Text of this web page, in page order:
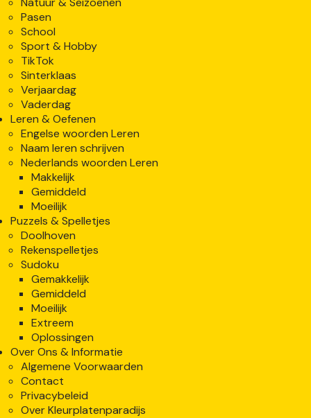
Pasen
School
Sport & Hobby
TikTok
Sinterklaas
Verjaardag
Vaderdag
Leren & Oefenen
Engelse woorden Leren
Naam leren schrijven
Nederlands woorden Leren
Makkelijk
Gemiddeld
Moeilijk
Puzzels & Spelletjes
Doolhoven
Rekenspelletjes
Sudoku
Gemakkelijk
Gemiddeld
Moeilijk
Extreem
Oplossingen
Over Ons & Informatie
Algemene Voorwaarden
Contact
Privacybeleid
Over Kleurplatenparadijs